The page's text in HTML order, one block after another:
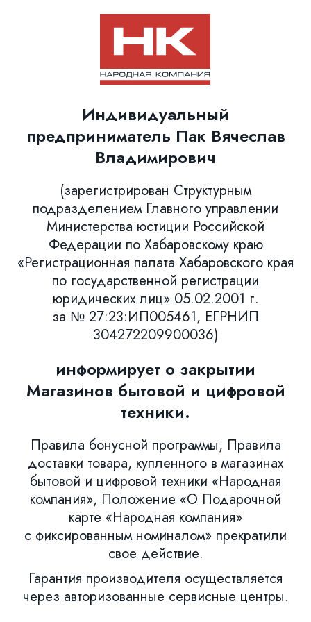
Индивидуальный
предприниматель Пак Вячеслав
Владимирович
(зарегистрирован Структурным
подразделением Главного управлении
Министерства юстиции Российской
Федерации по Хабаровскому краю
«Регистрационная палата Хабаровского края
по государственной регистрации
юридических лиц» 05.02.2001 г.
за № 27:23:ИП005461, ЕГРНИП
304272209900036)
информирует о закрытии
Магазинов бытовой и цифровой
техники.
Правила бонусной программы, Правила
доставки товара, купленного в магазинах
бытовой и цифровой техники «Народная
компания», Положение «О Подарочной
карте «Народная компания»
с фиксированным номиналом» прекратили
свое действие.
Гарантия производителя осуществляется
через авторизованные сервисные центры.